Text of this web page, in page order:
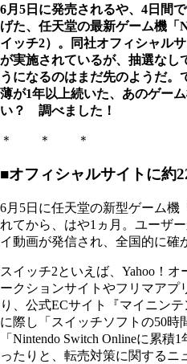
6月5日に発売されるや、4日間
げた、任天堂の最新ゲーム機「
イッチ2）。同社オフィシャル
が実施されているが、抽選なし
うになるのはまだ先のようだ
薄が1年以上続いた、あのゲー
い？ 調べました！
＊ ＊ ＊
■オフィシャルサイトに約
6月5日に任天堂の新型ゲーム機
れてから、はや1ヵ月。ユーザ
イ動画が発信され、全国的に確
スイッチ2といえば、Yahoo！
ークションサイトやフリマアプ
り、公式ECサイト『マイニン
に際し「スイッチソフトの50時
「Nintendo Switch Onlineに累
ったりと、転売対策に関するニ